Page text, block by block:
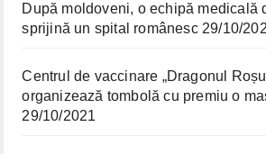
După moldoveni, o echipă medicală
sprijină un spital românesc 29/10/
Centrul de vaccinare „Dragonul
organizează tombolă cu premiu o
29/10/2021